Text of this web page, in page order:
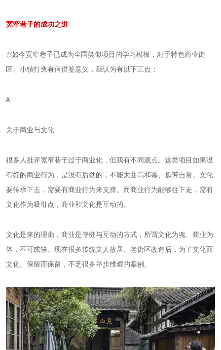
宽窄巷子的成功之道
??如今宽窄巷子已成为全国类似项目的学习模板，对于特色商业街
区、小镇打造有何借鉴意义，我认为有以下三点：
A
关于商业与文化
很多人批评宽窄巷子过于商业化，但我有不同观点。这类项目如果没
有好的商业行为，是没有后劲的，不能太曲高和寡、孤芳自赏。文化
要传承下去，需要有商业行为来支撑。而商业行为能够往下走，需有
文化作为吸引点，商业和文化是互动的。
文化是来的理由，商业是停驻与互动的方式，所谓文化为魂、商业为
体，不可或缺。现在很多传统文人故居、老街区改造后，为了文化而
文化、保留而保留，不乏很多举步维艰的案例。